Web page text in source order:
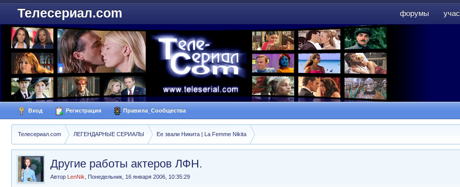
форумы
Телесериал.com
Вход Регистрация Правила_Сообщества
Телесериал.com ЛЕГЕНДАРНЫЕ СЕРИАЛЫ Ее звали Никита | La Femme Nikita
Другие работы актеров ЛФН.
Автор LenNik Понедельник, 16 января 2006, 10:35:29